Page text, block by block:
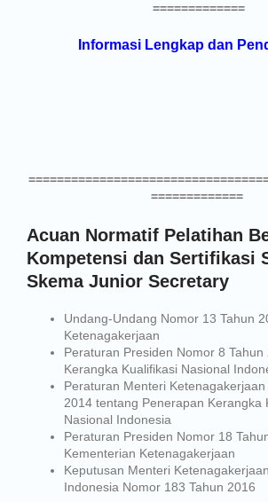
=============
Informasi Lengkap dan
=============
Acuan Normatif Pelatihan
Kompetensi dan Sertifikasi
Skema Junior Secretary
Undang-Undang Nomor 13 Tahun
Ketenagakerjaan
Peraturan Presiden Nomor 8 Tahun
Kerangka Kualifikasi Nasional
Peraturan Menteri
2014 tentang Penerapan Kerangka
Nasional Indonesia
Peraturan Presiden Nomor 18
Kementerian Ketenagakerjaan
Keputusan Menteri
Indonesia Nomor 183 Tahun 2016